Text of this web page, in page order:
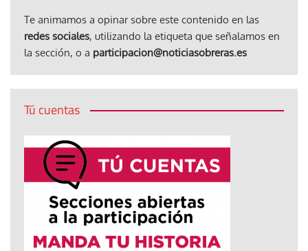
Te animamos a opinar sobre este contenido en las
redes sociales, utilizando la etiqueta que señalamos en
la sección, o a participacion@noticiasobreras.es
Tú cuentas